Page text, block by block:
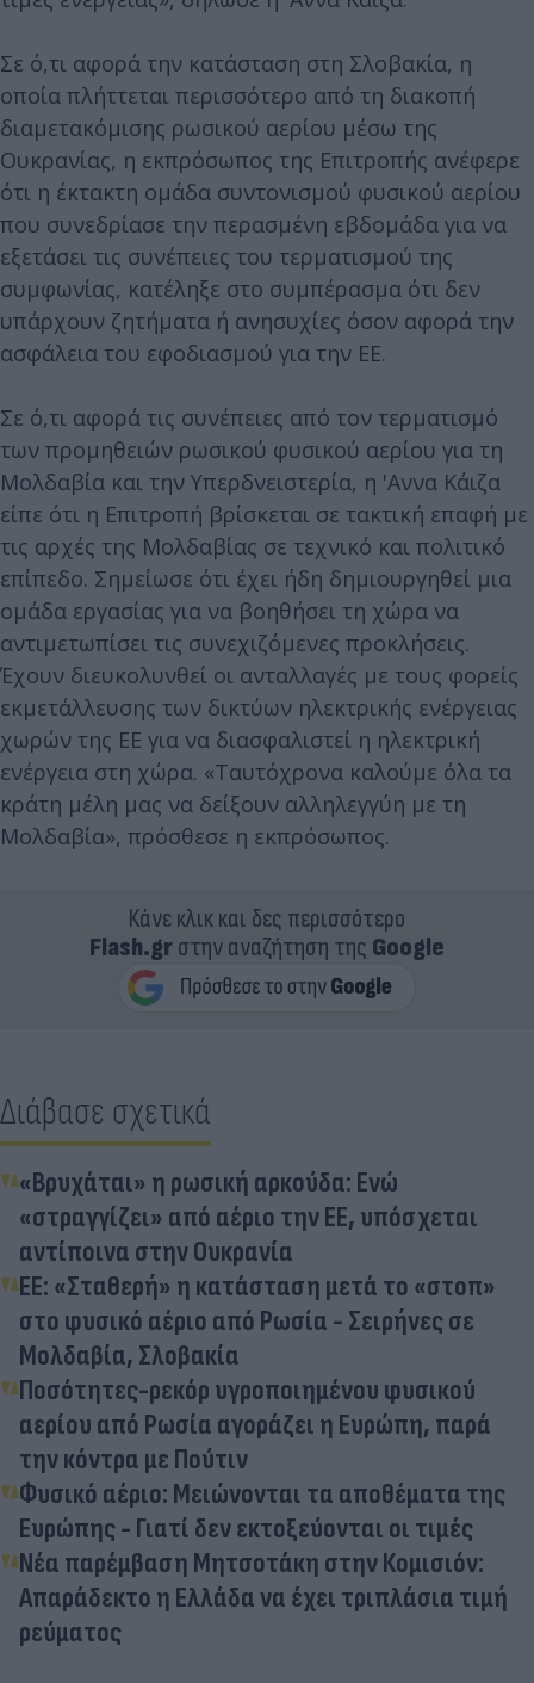
Σε ό,τι αφορά την κατάσταση στη Σλοβακία, η
οποία πλήττεται περισσότερο από τη διακοπή
διαμετακόμισης ρωσικού αερίου μέσω της
Ουκρανίας, η εκπρόσωπος της Επιτροπής ανέφερε
ότι η έκτακτη ομάδα συντονισμού φυσικού αερίου
που συνεδρίασε την περασμένη εβδομάδα για να
εξετάσει τις συνέπειες του τερματισμού της
συμφωνίας, κατέληξε στο συμπέρασμα ότι δεν
υπάρχουν ζητήματα ή ανησυχίες όσον αφορά την
ασφάλεια του εφοδιασμού για την ΕΕ.
Σε ό,τι αφορά τις συνέπειες από τον τερματισμό
των προμηθειών ρωσικού φυσικού αερίου για τη
Μολδαβία και την Υπερδνειστερία, η 'Αννα Κάιζα
είπε ότι η Επιτροπή βρίσκεται σε τακτική επαφή με
τις αρχές της Μολδαβίας σε τεχνικό και πολιτικό
επίπεδο. Σημείωσε ότι έχει ήδη δημιουργηθεί μια
ομάδα εργασίας για να βοηθήσει τη χώρα να
αντιμετωπίσει τις συνεχιζόμενες προκλήσεις.
Έχουν διευκολυνθεί οι ανταλλαγές με τους φορείς
εκμετάλλευσης των δικτύων ηλεκτρικής ενέργειας
χωρών της ΕΕ για να διασφαλιστεί η ηλεκτρική
ενέργεια στη χώρα. «Ταυτόχρονα καλούμε όλα τα
κράτη μέλη μας να δείξουν αλληλεγγύη με τη
Μολδαβία», πρόσθεσε η εκπρόσωπος.
Κάνε κλικ και δες περισσότερο
Flash.grστην αναζήτηση της Google
Διάβασε σχετικά
«Βρυχάται» η ρωσική αρκούδα: Ενώ
«στραγγίζει» από αέριο την ΕΕ, υπόσχεται
αντίποινα στην Ουκρανία
ΕΕ: «Σταθερή» η κατάσταση μετά το «στοπ»
στο φυσικό αέριο από Ρωσία - Σειρήνες σε
Μολδαβία, Σλοβακία
Ποσότητες-ρεκόρ υγροποιημένου φυσικού
αερίου από Ρωσία αγοράζει η Ευρώπη, παρά
την κόντρα με Πούτιν
Φυσικό αέριο: Μειώνονται τα αποθέματα της
Ευρώπης - Γιατί δεν εκτοξεύονται οι τιμές
Νέα παρέμβαση Μητσοτάκη στην Κομισιόν:
Απαράδεκτο η Ελλάδα να έχει τριπλάσια τιμή
ρεύματος